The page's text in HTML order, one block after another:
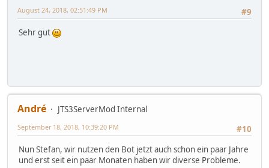
#9
August 24, 2018, 02:51:49 PM
Sehr gut
André
JTS3ServerMod Internal
#10
September 18, 2018, 10:39:20 PM
Nun Stefan, wir nutzen den Bot jetzt auch schon ein paar Jahre
und erst seit ein paar Monaten haben wir diverse Probleme.